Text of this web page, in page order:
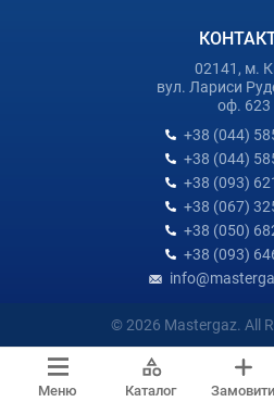
Меню
Каталог
Замовити
02141, м.
вул. Лариси
оф. 623
+38 (044)
+38 (044)
+38 (093)
+38 (067)
+38 (050)
+38 (093)
© 2026 Mastergaz. All